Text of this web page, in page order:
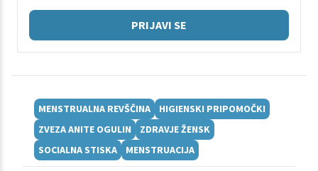
PRIJAVI SE
MENSTRUALNA REVŠČINA
HIGIENSKI PRIPOMOČKI
ZVEZA ANITE OGULIN
ZDRAVJE ŽENSK
SOCIALNA STISKA
MENSTRUACIJA